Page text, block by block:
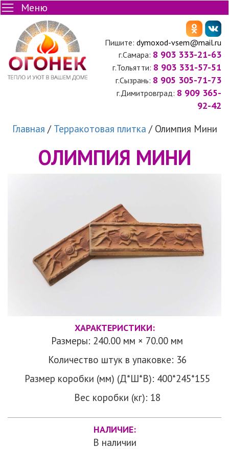
Меню
Пишите: dymoxod-vsem@mail.ru
г.Самара: 8 903 333-21-63
г.Тольятти: 8 903 331-57-51
г.Сызрань: 8 905 305-71-73
г.Димитровград: 8 909 365-
92-42
Главная / Терракотовая плитка / Олимпия Мини
ОЛИМПИЯ МИНИ
ХАРАКТЕРИСТИКИ:
Размеры: 240.00 мм × 70.00 мм
Количество штук в упаковке: 36
Размер коробки (мм) (Д*Ш*В): 400*245*155
Вес коробки (кг): 18
НАЛИЧИЕ:
В наличии